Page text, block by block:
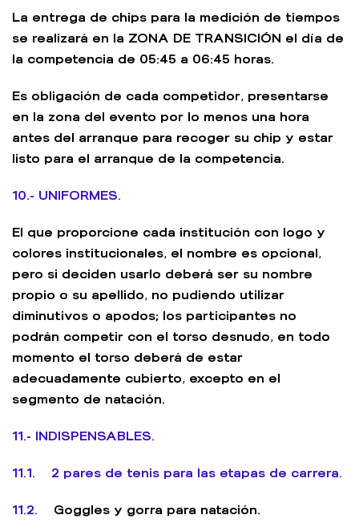
La entrega de chips para la medición de tiempos
se realizará en la ZONA DE TRANSICIÓN el día de
la competencia de 05:45 a 06:45 horas.
Es obligación de cada competidor, presentarse
en la zona del evento por lo menos una hora
antes del arranque para recoger su chip y estar
listo para el arranque de la competencia.
10.- UNIFORMES.
El que proporcione cada institución con logo y
colores institucionales, el nombre es opcional,
pero si deciden usarlo deberá ser su nombre
propio o su apellido, no pudiendo utilizar
diminutivos o apodos; los participantes no
podrán competir con el torso desnudo, en todo
momento el torso deberá de estar
adecuadamente cubierto, excepto en el
segmento de natación.
11.- INDISPENSABLES.
11.1. 2 pares de tenis para las etapas de carrera.
11.2. Goggles y gorra para natación.